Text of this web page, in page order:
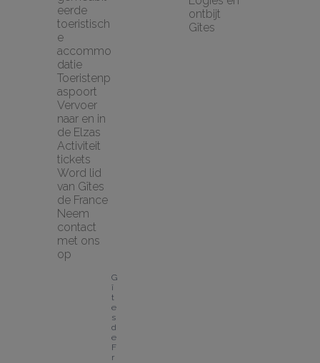
eerde
toeristisch
e
accommo
datie
Toeristenp
aspoort
Vervoer
naar en in
de Elzas
Activiteit
tickets
Word lid
van Gîtes
de France
Neem
contact
met ons
op
ontbijt
Gîtes
G
î
t
e
s
d
e
F
r